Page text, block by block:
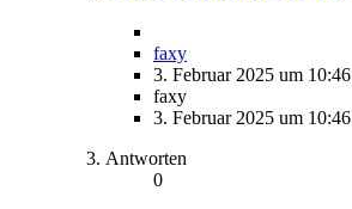
faxy
3. Februar 2025 um 10:46
faxy
3. Februar 2025 um 10:46
Antworten
0